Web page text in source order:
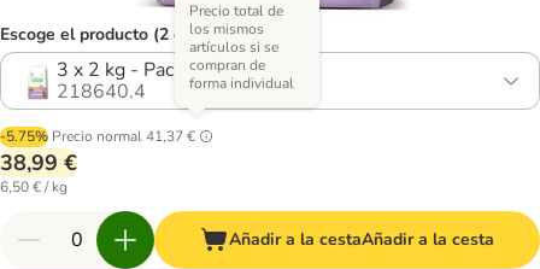
Escoge el producto (2 opciones)
3 x 2 kg - Pack Ahorro
218640.4
-5.75% Precio normal41,37 €
Precio total de
los mismos
artículos si se
compran de
forma individual
38,99 €
6,50 € / kg
Añadir a la cestaAñadir a la cesta